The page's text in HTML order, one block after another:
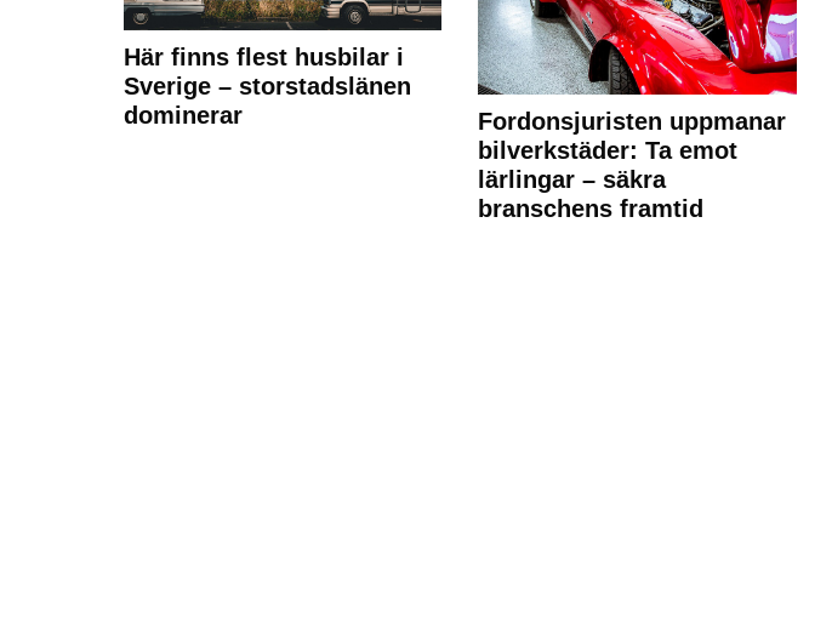
Här finns flest husbilar i
Sverige – storstadslänen
dominerar
Fordonsjuristen uppmanar
bilverkstäder: Ta emot
lärlingar – säkra
branschens framtid